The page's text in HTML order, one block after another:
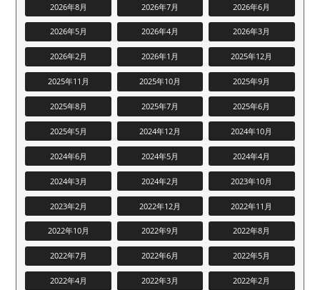
2026年8月 2026年7月 2026年6月
2026年5月 2026年4月 2026年3月
2026年2月 2026年1月 2025年12月
2025年11月 2025年10月 2025年9月
2025年8月 2025年7月 2025年6月
2025年5月 2024年12月 2024年10月
2024年6月 2024年5月 2024年4月
2024年3月 2024年2月 2023年10月
2023年2月 2022年12月 2022年11月
2022年10月 2022年9月 2022年8月
2022年7月 2022年6月 2022年5月
2022年4月 2022年3月 2022年2月